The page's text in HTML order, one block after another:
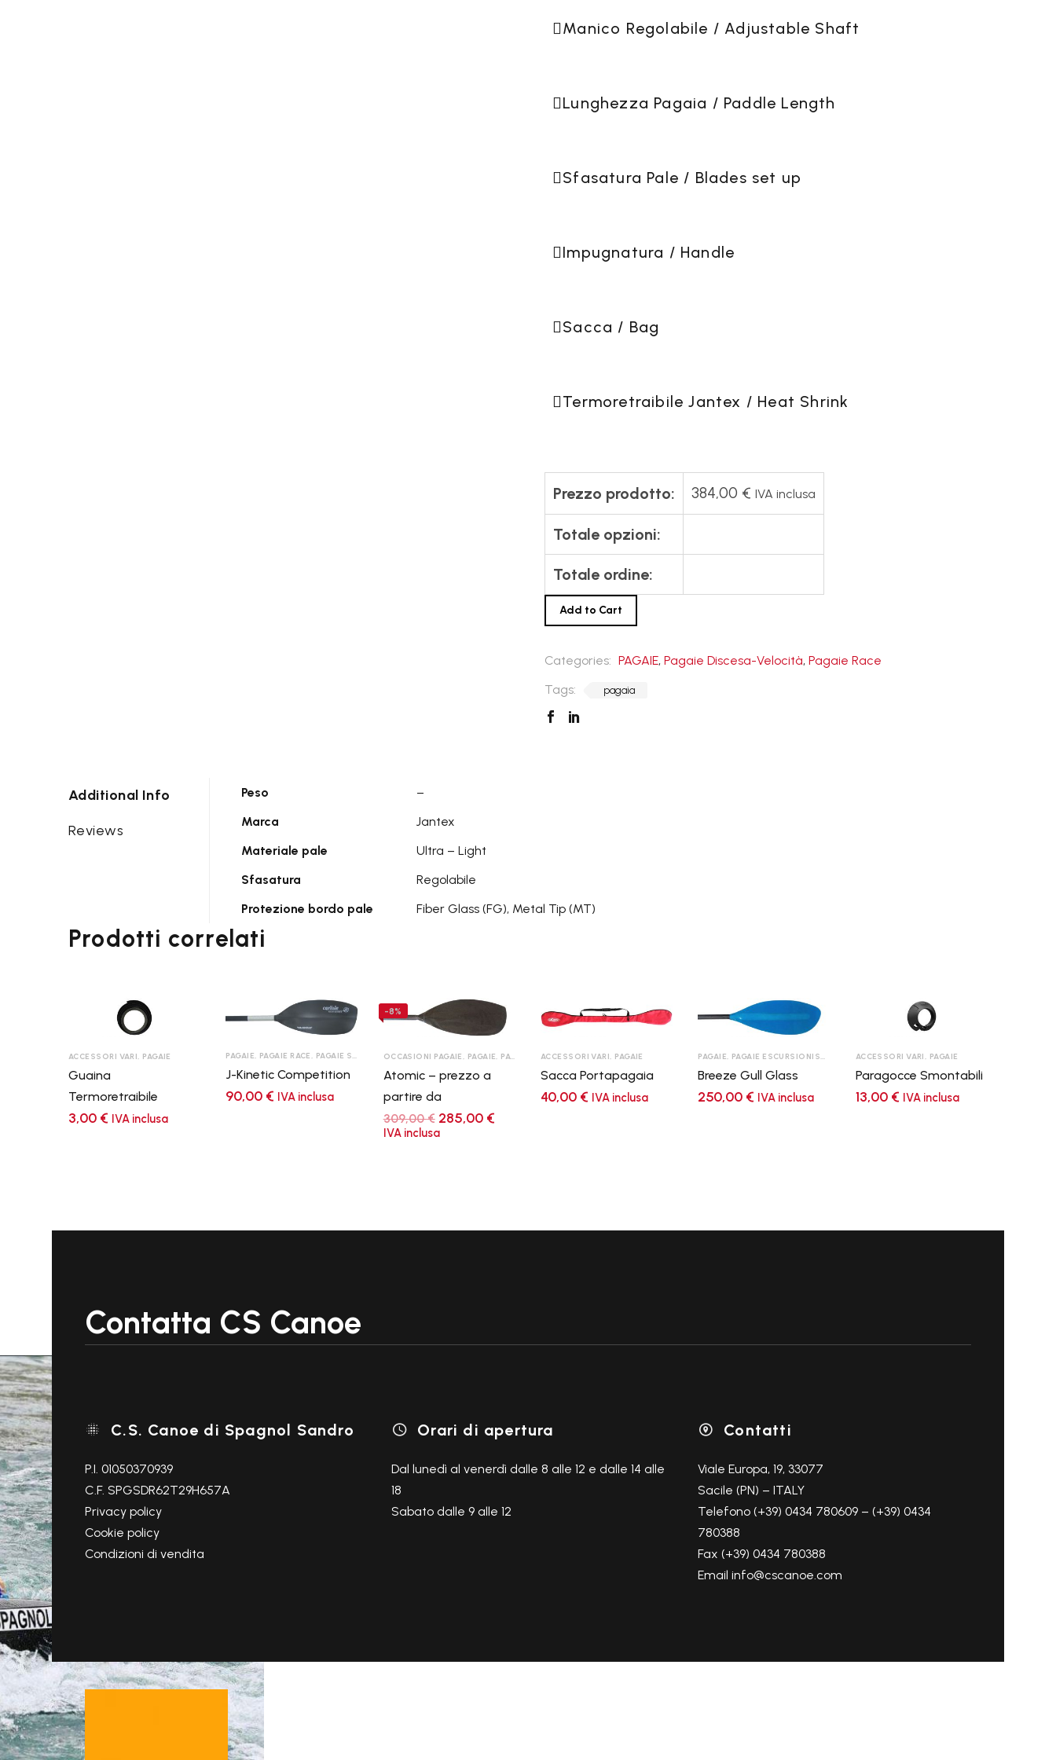
Manico Regolabile / Adjustable Shaft
Lunghezza Pagaia / Paddle Length
Sfasatura Pale / Blades set up
Impugnatura / Handle
Sacca / Bag
Termoretraibile Jantex / Heat Shrink
Prezzo prodotto: 384,00 € IVA inclusa
Totale opzioni:
Totale ordine:
Add to Cart
Categories: PAGAIE, Pagaie Discesa-Velocità, Pagaie Race
Tags:
pagaia
Additional Info
Reviews
Peso
–
Marca
Jantex
Materiale pale
Ultra – Light
Sfasatura
Regolabile
Protezione bordo pale
Fiber Glass (FG), Metal Tip (MT)
Prodotti correlati
ACCESSORI VARI, PAGAIE
Guaina
Termoretraibile
3,00 € IVA inclusa
PAGAIE, PAGAIE RACE, PAGAIE SLALOM ,PAGAIE TORRENTE-FREESTYLE
J-Kinetic Competition
90,00 € IVA inclusa
-8%
OCCASIONI PAGAIE, PAGAIE, PAGAIE RACE ,PAGAIE SLALOM
Atomic – prezzo a
partire da
309,00€ Il
prezzo
285,00 €Il
IVA inclusa
ACCESSORI VARI, PAGAIE
Sacca Portapagaia
40,00 € IVA inclusa
PAGAIE, PAGAIE ESCURSIONISMO TOP LEVEL
Breeze Gull Glass
250,00 € IVA inclusa
ACCESSORI VARI, PAGAIE
Paragocce Smontabili
13,00 € IVA inclusa
Contatta CS Canoe
 C.S. Canoe di Spagnol Sandro
P.I. 01050370939
C.F. SPGSDR62T29H657A
Privacy policy
Cookie policy
Condizioni di vendita
 Orari di apertura
Dal lunedì al venerdì dalle 8 alle 12 e dalle 14 alle
18
Sabato dalle 9 alle 12
 Contatti
Viale Europa, 19, 33077
Sacile (PN) – ITALY
Telefono (+39) 0434 780609 – (+39) 0434
780388
Fax (+39) 0434 780388
Email info@cscanoe.com